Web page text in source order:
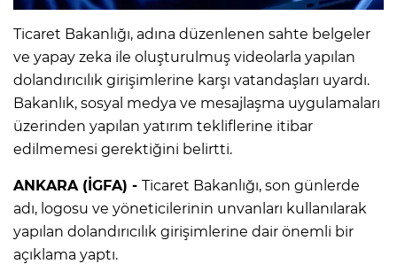
Ticaret Bakanlığı, adına düzenlenen sahte belgeler
ve yapay zeka ile oluşturulmuş videolarla yapılan
dolandırıcılık girişimlerine karşı vatandaşları uyardı.
Bakanlık, sosyal medya ve mesajlaşma uygulamaları
üzerinden yapılan yatırım tekliflerine itibar
edilmemesi gerektiğini belirtti.
ANKARA (İGFA) - Ticaret Bakanlığı, son günlerde
adı, logosu ve yöneticilerinin unvanları kullanılarak
yapılan dolandırıcılık girişimlerine dair önemli bir
açıklama yaptı.